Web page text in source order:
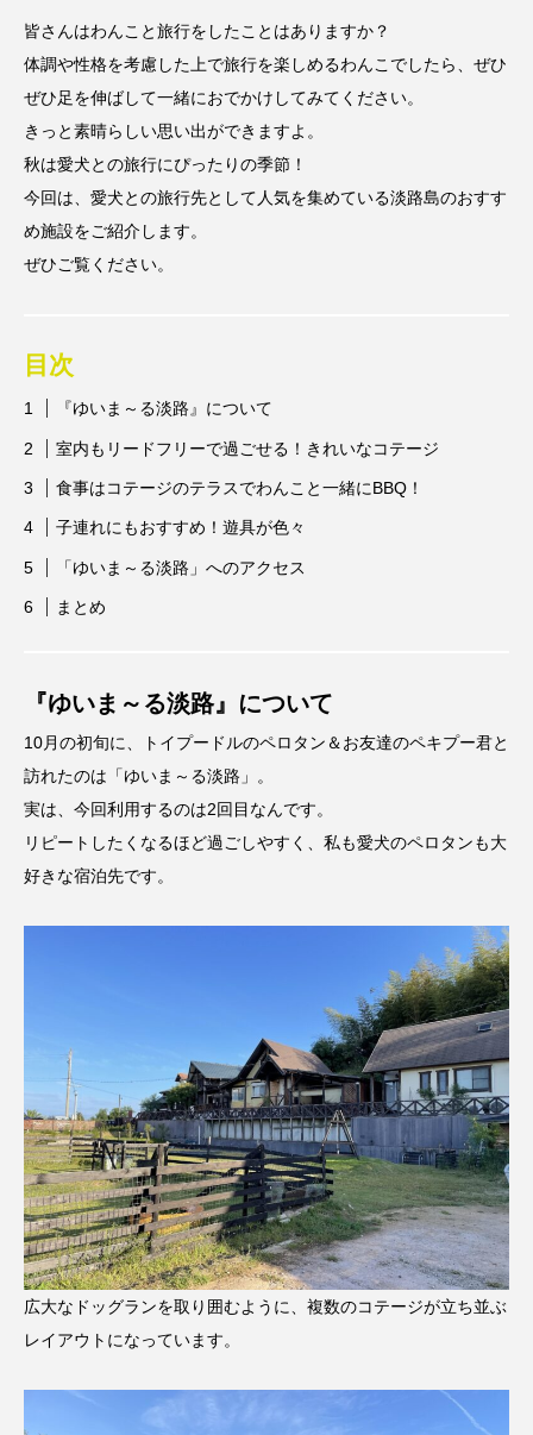
皆さんはわんこと旅行をしたことはありますか？
体調や性格を考慮した上で旅行を楽しめるわんこでしたら、ぜひ
ぜひ足を伸ばして一緒におでかけしてみてください。
きっと素晴らしい思い出ができますよ。
秋は愛犬との旅行にぴったりの季節！
今回は、愛犬との旅行先として人気を集めている淡路島のおすす
め施設をご紹介します。
ぜひご覧ください。
目次
『ゆいま～る淡路』について
室内もリードフリーで過ごせる！きれいなコテージ
食事はコテージのテラスでわんこと一緒にBBQ！
子連れにもおすすめ！遊具が色々
「ゆいま～る淡路」へのアクセス
まとめ
『ゆいま～る淡路』について
10月の初旬に、トイプードルのペロタン＆お友達のペキプー君と
訪れたのは「ゆいま～る淡路」。
実は、今回利用するのは2回目なんです。
リピートしたくなるほど過ごしやすく、私も愛犬のペロタンも大
好きな宿泊先です。
広大なドッグランを取り囲むように、複数のコテージが立ち並ぶ
レイアウトになっています。